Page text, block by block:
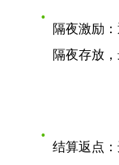
隔夜激励
隔夜存放
结算返点